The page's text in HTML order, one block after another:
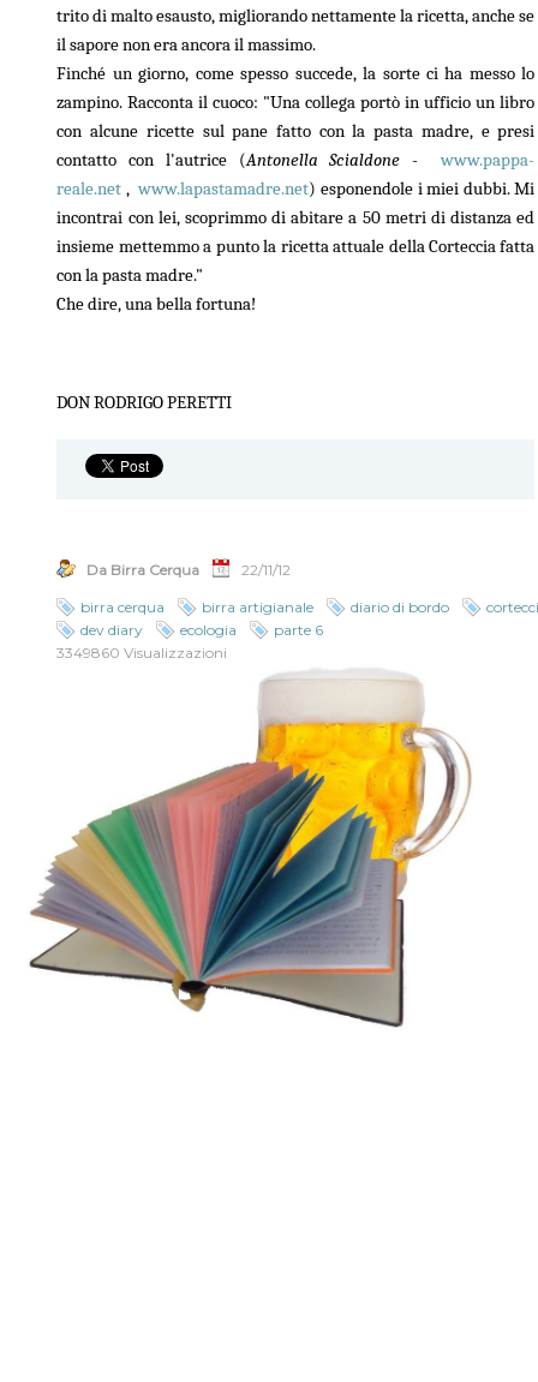
trito di malto esausto, migliorando nettamente la ricetta, anche se
il sapore non era ancora il massimo.
Finché un giorno, come spesso succede, la sorte ci ha messo lo
zampino. Racconta il cuoco: "Una collega portò in ufficio un libro
con alcune ricette sul pane fatto con la pasta madre, e presi
contatto con l'autrice (Antonella Scialdone -www.pappa-
reale.net , www.lapastamadre.net) esponendole i miei dubbi. Mi
incontrai con lei, scoprimmo di abitare a 50 metri di distanza ed
insieme mettemmo a punto la ricetta attuale della Corteccia fatta
con la pasta madre."
Che dire, una bella fortuna!
DON RODRIGO PERETTI
Da Birra Cerqua 22/11/12
birra cerqua birra artigianale diario di bordo
dev diary
ecologia
parte 6
3349860 Visualizzazioni